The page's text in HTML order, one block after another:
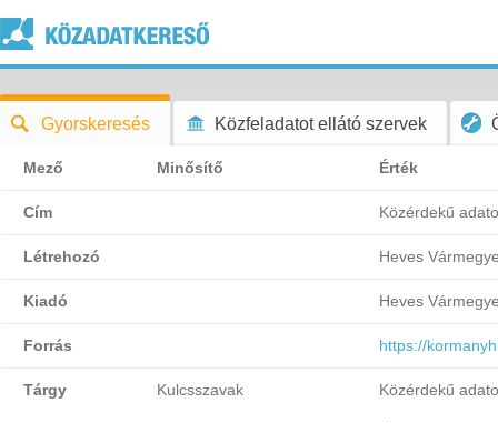
Gyorskeresés Közfeladatot ellátó szervek
Mező Minősítő Érték
Cím Közérdekű
Létrehozó Heves
Kiadó Heves
Forrás https://
Tárgy Kulcsszavak Közérdekű